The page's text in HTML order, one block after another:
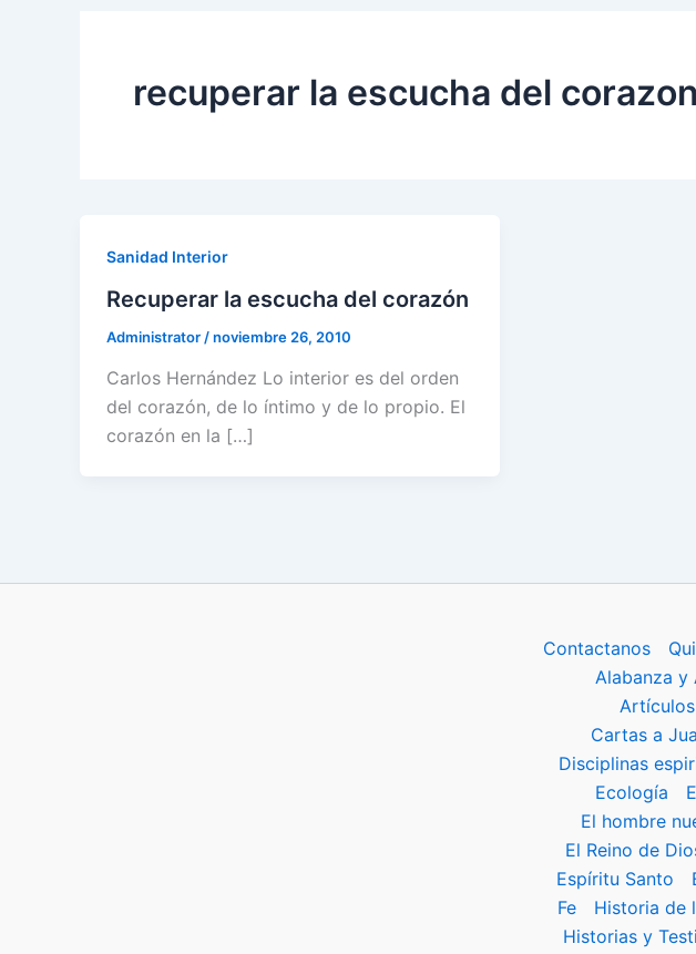
recuperar la escucha del corazon
Sanidad Interior
Recuperar la escucha del corazón
Administrator /noviembre 26, 2010
Carlos Hernández Lo interior es del orden
del corazón, de lo íntimo y de lo propio. El
corazón en la […]
Contactanos
Alabanza y
Artículos
Cartas a
Disciplinas
Ecología
El hombre
El Reino de
Espíritu Santo
Fe
Historia de
Historias y